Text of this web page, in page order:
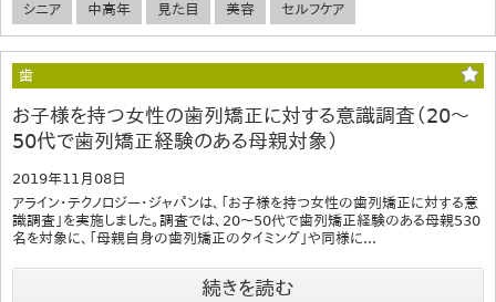
シニア 中高年 見た目 美容 セルフケア
歯
お子様を持つ女性の歯列矯正に対する意識調査（20～
50代で歯列矯正経験のある母親対象）
2019年11月08日
アライン・テクノロジー・ジャパンは、「お子様を持つ女性の歯列矯正に対する意
識調査」を実施しました。調査では、20～50代で歯列矯正経験のある母親530
名を対象に、「母親自身の歯列矯正のタイミング」や同様に...
続きを読む